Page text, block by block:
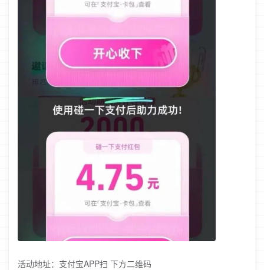
活动地址：支付宝APP扫 下方二维码